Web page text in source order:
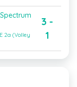
2a (Volley
3 -
1